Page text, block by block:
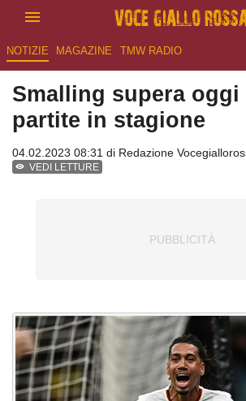
NOTIZIE MAGAZINE TMW RADIO
Smalling supera oggi
partite in stagione
04.02.2023 08:31 di Redazione
VEDI LETTURE